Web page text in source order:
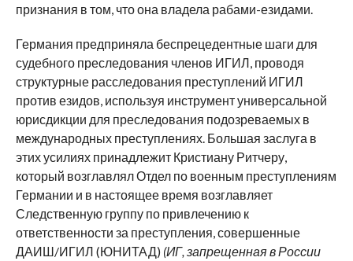
признания в том, что она владела рабами-езидами.
Германия предприняла беспрецедентные шаги для
судебного преследования членов ИГИЛ, проводя
структурные расследования преступлений ИГИЛ
против езидов, используя инструмент универсальной
юрисдикции для преследования подозреваемых в
международных преступлениях. Большая заслуга в
этих усилиях принадлежит Кристиану Ритчеру,
который возглавлял Отдел по военным преступлениям
Германии и в настоящее время возглавляет
Следственную группу по привлечению к
ответственности за преступления, совершенные
ДАИШ/ИГИЛ (ЮНИТАД) (ИГ, запрещенная в России